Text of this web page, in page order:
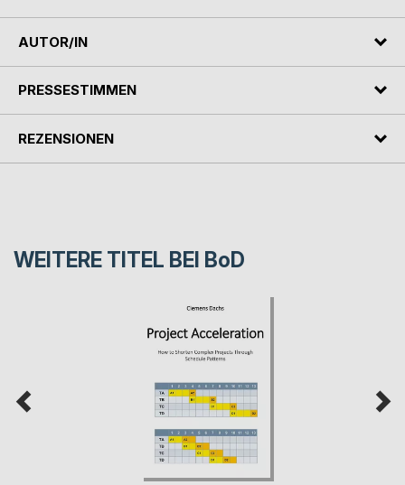
AUTOR/IN
PRESSESTIMMEN
REZENSIONEN
WEITERE TITEL BEI BoD